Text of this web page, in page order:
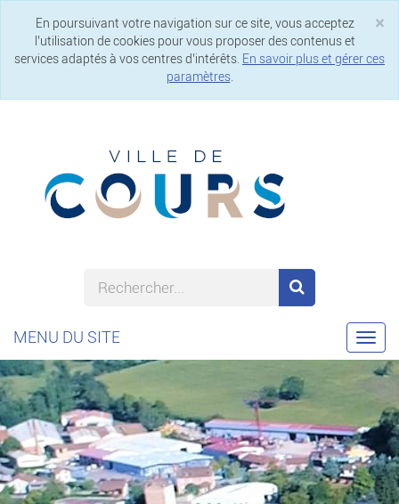
×
En poursuivant votre navigation sur ce site, vous acceptez
l’utilisation de cookies pour vous proposer des contenus et
services adaptés à vos centres d’intérêts. En savoir plus et gérer ces
paramètres.
MENU DU SITE